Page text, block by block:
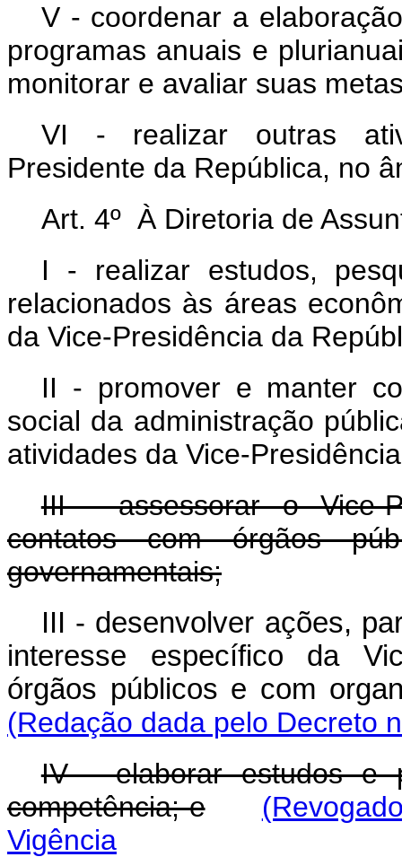
V - coordenar a
programas anuais e
monitorar e avaliar suas
VI - realizar outras
Presidente da República, no
Art. 4º À Diretoria de
I - realizar estudos,
relacionados às áreas
da Vice-Presidência da
II - promover e manter
social da administração
atividades da Vice-
III - assessorar o Vice-
contatos com órgãos
governamentais;
III - desenvolver ações,
interesse específico da
órgãos públicos e com
(Redação dada pelo Decreto
IV - elaborar estudos e
competência; e
Vigência